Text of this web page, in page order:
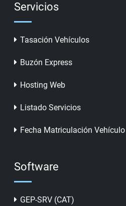
Servicios
Tasación Vehículos
Buzón Express
Hosting Web
Listado Servicios
Fecha Matriculación Vehículo
Software
GEP-SRV (CAT)